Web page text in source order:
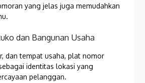
yang jelas juga memudahkan
dan Bangunan Usaha
dan tempat usaha, plat nomor
identitas lokasi yang
pelanggan.